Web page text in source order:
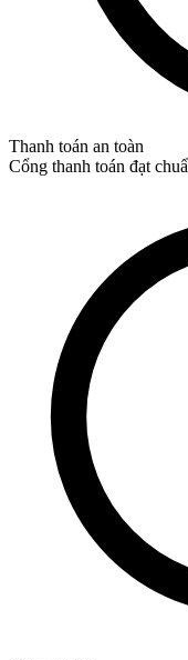
Thanh toán an toàn
Cổng thanh toán đạt